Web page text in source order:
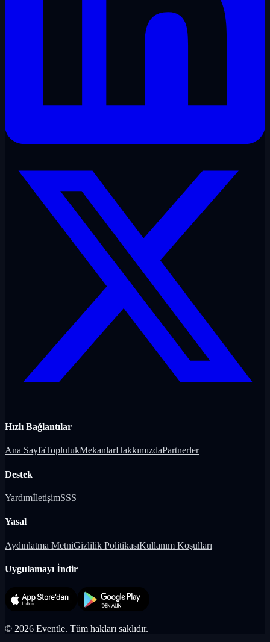
Hızlı Bağlantılar
Ana SayfaToplulukMekanlarHakkımızdaPartnerler
Destek
YardımİletişimSSS
Yasal
Aydınlatma MetniGizlilik PolitikasıKullanım Koşulları
Uygulamayı İndir
© 2026 Eventle. Tüm hakları saklıdır.